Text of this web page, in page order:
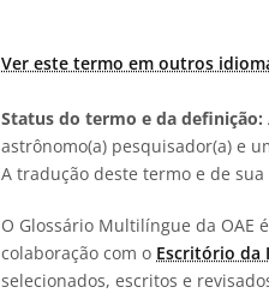
Ver este termo em outros
Status do termo e da definição:
astrônomo(a) pesquisador(a) e
A tradução deste termo e de
O Glossário Multilíngue da OAE
colaboração com o Escritório da
selecionados, escritos e